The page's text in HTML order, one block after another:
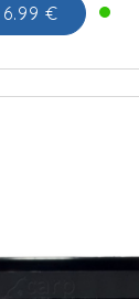
6.99 €